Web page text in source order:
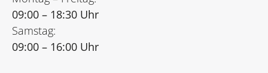
09:00 – 18:30 Uhr
Samstag:
09:00 – 16:00 Uhr